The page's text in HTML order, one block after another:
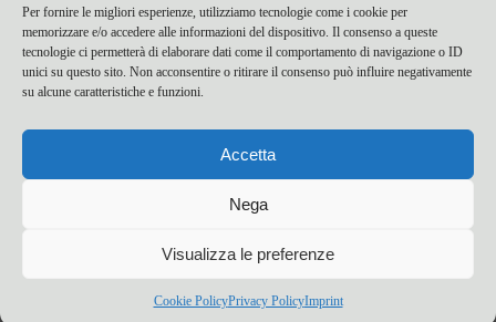
Per fornire le migliori esperienze, utilizziamo tecnologie come i cookie per
memorizzare e/o accedere alle informazioni del dispositivo. Il consenso a queste
tecnologie ci permetterà di elaborare dati come il comportamento di navigazione o ID
unici su questo sito. Non acconsentire o ritirare il consenso può influire negativamente
su alcune caratteristiche e funzioni.
Accetta
Nega
Visualizza le preferenze
Cookie PolicyPrivacy PolicyImprint
Contatti
Pubblica con noi
Termini e condizioni e-commerce
Spese di spedizione
Privacy Policy
Bandi 2025